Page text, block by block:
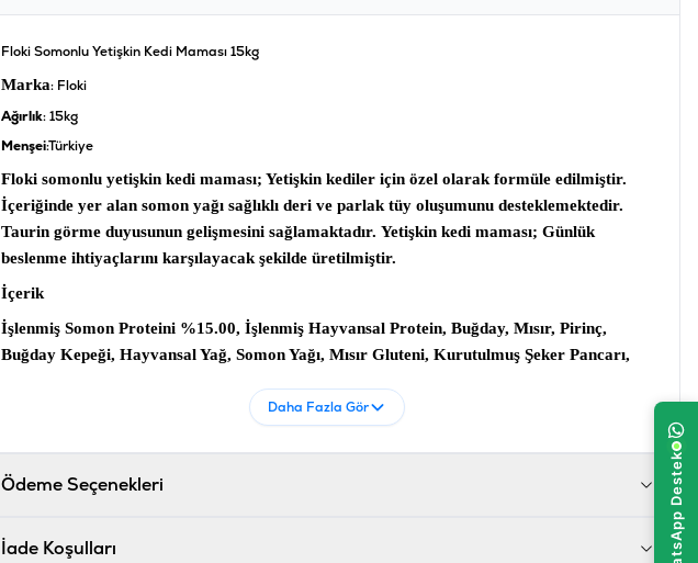
Floki Somonlu Yetişkin Kedi Maması 15kg
Marka: Floki
Ağırlık: 15kg
Menşei:Türkiye
Floki somonlu yetişkin kedi maması; Yetişkin kediler için özel olarak formüle edilmiştir.
İçeriğinde yer alan somon yağı sağlıklı deri ve parlak tüy oluşumunu desteklemektedir.
Taurin görme duyusunun gelişmesini sağlamaktadır. Yetişkin kedi maması; Günlük
beslenme ihtiyaçlarını karşılayacak şekilde üretilmiştir.
İçerik
İşlenmiş Somon Proteini %15.00, İşlenmiş Hayvansal Protein, Buğday, Mısır, Pirinç,
Buğday Kepeği, Hayvansal Yağ, Somon Yağı, Mısır Gluteni, Kurutulmuş Şeker Pancarı,
Mayası, Taurin, Koruyucular ve Antioksidanlar
Protein %27.00, Yağ içeriği %10.00, Ham kül %8.00, Ham lif %2.50
İçerik
Daha Fazla Gör
Ödeme Seçenekleri
İade Koşulları